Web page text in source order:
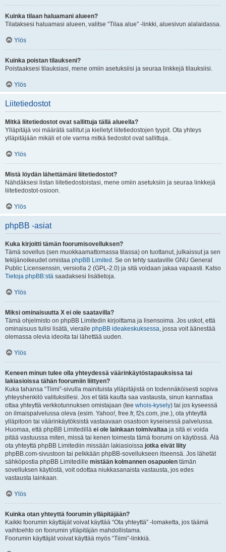
Kuinka tilaan haluamani alueen?
Tilataksesi haluamasi alueen, valitse “Tilaa alue” -linkki, aluesivun alalaidassa.
Ylös
Kuinka poistan tilaukseni?
Poistaaksesi tilauksiasi, mene omiin asetuksiisi ja seuraa linkkejä tilauksiisi.
Ylös
Liitetiedostot
Mitkä liitetiedostot ovat sallittuja tällä alueella?
Ylläpitäjä voi määrätä sallitut ja kielletyt liitetiedostojen tyypit. Ota yhteys
ylläpitäjään mikäli et ole varma mitkä tiedostot ovat sallittuja..
Ylös
Mistä löydän lähettämäni liitetiedostot?
Nähdäksesi listan liitetiedostoistasi, mene omiin asetuksiin ja seuraa linkkejä
liitetiedostot-osioon.
Ylös
phpBB -asiat
Kuka kirjoitti tämän foorumisovelluksen?
Tämä sovellus (sen muokkaamattomassa tilassa) on tuottanut, julkaissut ja sen
tekijänoikeudet omistaa phpBB Limited . Se on tehty saataville GNU General
Public Licensenssin, versiolla 2 (GPL-2.0) ja sitä voidaan jakaa vapaasti. Katso
Tietoja phpBB:stä saadaksesi lisätietoja.
Ylös
Miksi ominaisuutta X ei ole saatavilla?
Tämä ohjelmisto on phpBB Limitedin kirjoittama ja lisensoima. Jos uskot, että
ominaisuus tulisi lisätä, vieraile phpBB ideakeskuksessa, jossa voit äänestää
olemassa olevia ideoita tai lähettää uuden.
Ylös
Keneen minun tulee olla yhteydessä väärinkäytöstapauksissa tai
lakiasioissa tähän foorumiin liittyen?
Kuka tahansa “Tiimi”-sivulla mainituista ylläpitäjistä on todennäköisesti sopiva
yhteyshenkilö valituksillesi. Jos et tätä kautta saa vastausta, sinun kannattaa
ottaa yhteyttä verkkotunnuksen omistajaan (tee whois-kysely) tai jos kyseessä
on ilmaispalvelussa oleva (esim. Yahoo!, free.fr, f2s.com, jne.), ota yhteyttä
ylläpitoon tai väärinkäytöksistä vastaavaan osastoon kyseisessä palvelussa.
Huomaa, että phpBB Limitedillä ei ole lainkaan toimivaltaa ja sitä ei voida
pitää vastuussa miten, missä tai kenen toimesta tämä foorumi on käytössä. Älä
ota yhteyttä phpBB Limitediin missään lakiasioissa jotka eivät liity
phpBB.com-sivustoon tai pelkkään phpBB-sovellukseen itseensä. Jos lähetät
sähköpostia phpBB Limitedille mistään kolmannen osapuolen tämän
sovelluksen käytöstä, voit odottaa niukkasanaista vastausta, jos edes
vastausta lainkaan.
Ylös
Kuinka otan yhteyttä foorumin ylläpitäjään?
Kaikki foorumin käyttäjät voivat käyttää “Ota yhteyttä” -lomaketta, jos täämä
vaihtoehto on foorumin ylläpitäjän mahdollistama.
Foorumin käyttäjät voivat käyttää myös “Tiimi”-linkkiä.